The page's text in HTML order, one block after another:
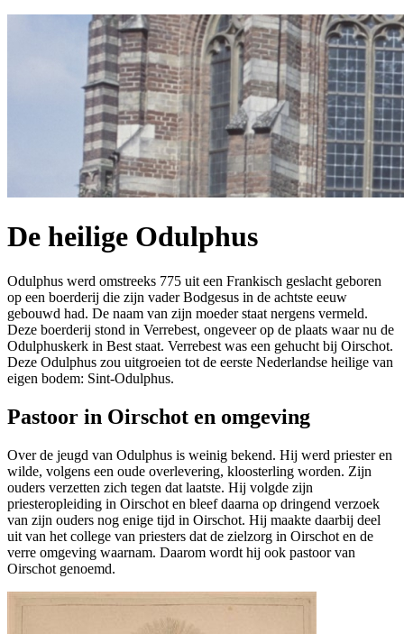
De heilige Odulphus
Odulphus werd omstreeks 775 uit een Frankisch geslacht geboren
op een boerderij die zijn vader Bodgesus in de achtste eeuw
gebouwd had. De naam van zijn moeder staat nergens vermeld.
Deze boerderij stond in Verrebest, ongeveer op de plaats waar nu de
Odulphuskerk in Best staat. Verrebest was een gehucht bij Oirschot.
Deze Odulphus zou uitgroeien tot de eerste Nederlandse heilige van
eigen bodem: Sint-Odulphus.
Pastoor in Oirschot en omgeving
Over de jeugd van Odulphus is weinig bekend. Hij werd priester en
wilde, volgens een oude overlevering, kloosterling worden. Zijn
ouders verzetten zich tegen dat laatste. Hij volgde zijn
priesteropleiding in Oirschot en bleef daarna op dringend verzoek
van zijn ouders nog enige tijd in Oirschot. Hij maakte daarbij deel
uit van het college van priesters dat de zielzorg in Oirschot en de
verre omgeving waarnam. Daarom wordt hij ook pastoor van
Oirschot genoemd.